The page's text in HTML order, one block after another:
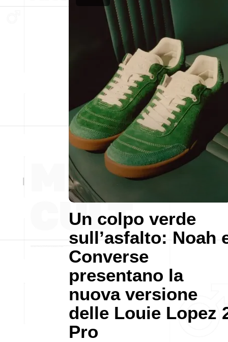
Un colpo verde
sull’asfalto: Noah
Converse
presentano la
nuova versione
delle Louie Lopez
Pro